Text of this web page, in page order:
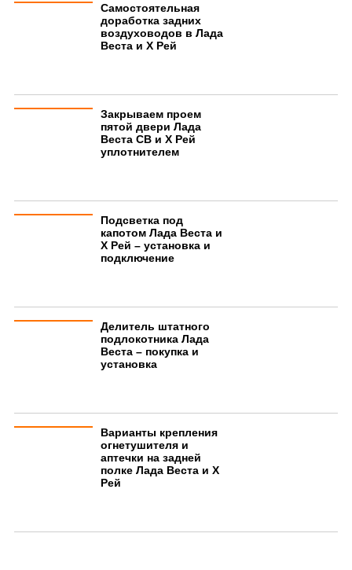
Самостоятельная
доработка задних
воздуховодов в Лада
Веста и Х Рей
Закрываем проем
пятой двери Лада
Веста СВ и Х Рей
уплотнителем
Подсветка под
капотом Лада Веста и
Х Рей – установка и
подключение
Делитель штатного
подлокотника Лада
Веста – покупка и
установка
Варианты крепления
огнетушителя и
аптечки на задней
полке Лада Веста и Х
Рей